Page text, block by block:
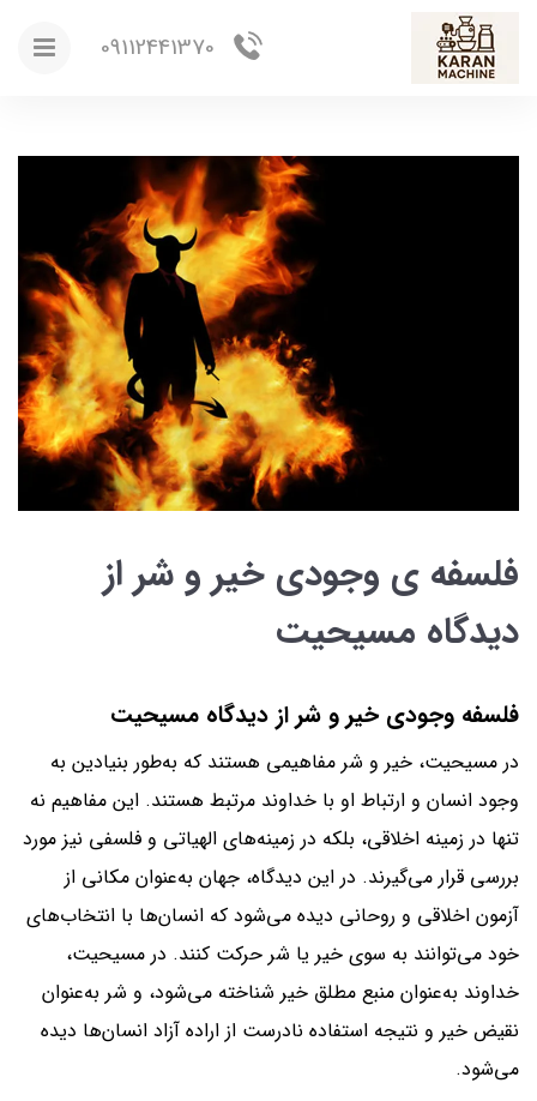
فلسفه ی وجودی خیر و شر از
دیدگاه مسیحیت
فلسفه وجودی خیر و شر از دیدگاه مسیحیت
در مسیحیت، خیر و شر مفاهیمی هستند که به‌طور بنیادین به
وجود انسان و ارتباط او با خداوند مرتبط هستند. این مفاهیم نه
تنها در زمینه اخلاقی، بلکه در زمینه‌های الهیاتی و فلسفی نیز مورد
بررسی قرار می‌گیرند. در این دیدگاه، جهان به‌عنوان مکانی از
آزمون اخلاقی و روحانی دیده می‌شود که انسان‌ها با انتخاب‌های
خود می‌توانند به سوی خیر یا شر حرکت کنند. در مسیحیت،
خداوند به‌عنوان منبع مطلق خیر شناخته می‌شود، و شر به‌عنوان
نقیض خیر و نتیجه استفاده نادرست از اراده آزاد انسان‌ها دیده
می‌شود.